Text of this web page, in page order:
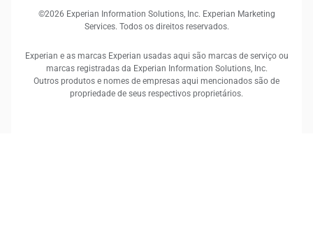
©2026 Experian Information Solutions, Inc. Experian Marketing
Services. Todos os direitos reservados.
Experian e as marcas Experian usadas aqui são marcas de serviço ou
marcas registradas da Experian Information Solutions, Inc.
Outros produtos e nomes de empresas aqui mencionados são de
propriedade de seus respectivos proprietários.